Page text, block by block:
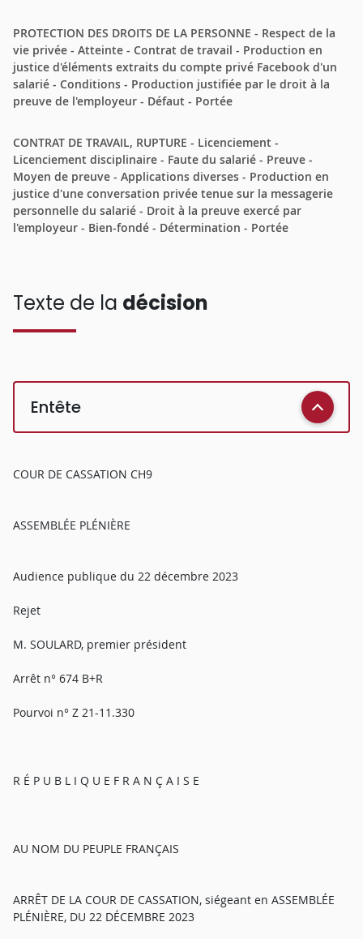
PROTECTION DES DROITS DE LA PERSONNE - Respect de la
vie privée - Atteinte - Contrat de travail - Production en
justice d'éléments extraits du compte privé Facebook d'un
salarié - Conditions - Production justifiée par le droit à la
preuve de l'employeur - Défaut - Portée
CONTRAT DE TRAVAIL, RUPTURE - Licenciement -
Licenciement disciplinaire - Faute du salarié - Preuve -
Moyen de preuve - Applications diverses - Production en
justice d'une conversation privée tenue sur la messagerie
personnelle du salarié - Droit à la preuve exercé par
l'employeur - Bien-fondé - Détermination - Portée
Texte de la décision
Entête
COUR DE CASSATION CH9
ASSEMBLÉE PLÉNIÈRE
Audience publique du 22 décembre 2023
Rejet
M. SOULARD, premier président
Arrêt n° 674 B+R
Pourvoi n° Z 21-11.330
R É P U B L I Q U E F R A N Ç A I S E
AU NOM DU PEUPLE FRANÇAIS
ARRÊT DE LA COUR DE CASSATION, siégeant en ASSEMBLÉE
PLÉNIÈRE, DU 22 DÉCEMBRE 2023